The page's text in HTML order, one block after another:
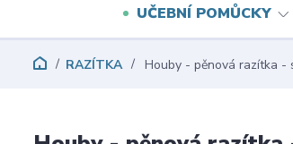
UČEBNÍ POMŮCKY
RAZÍTKA Houby - pěnová razítka -